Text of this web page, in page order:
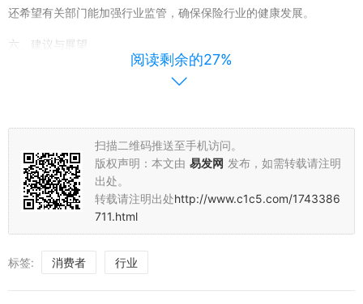
还希望有关部门能加强行业监管，确保保险行业的健康发展。
六、建议与展望
针对此次拒赔事件，我们建议保险公司应加强内部管理，完善合同条
周到的服务。此外，有关部门应加强行业监管，建立健全的法律法规
体系，确保保险行业的健康发展。
展望未来，我们希望保险行业能够吸取此次事件的教训，加强行业自
律和监管，提高服务质量。同时，消费者也应增强保险意识，了解产
品信息，选择合适的保险产品。只有这样，才能确保保险行业的健康
发展，为消费者提供更好的保障。
阅读剩余的27%
扫描二维码推送至手机访问。
版权声明：本文由 易发网 发布，如需转载请注明
出处。
转载请注明出处http://www.c1c5.com/1743386
711.html
标签: 消费者 行业